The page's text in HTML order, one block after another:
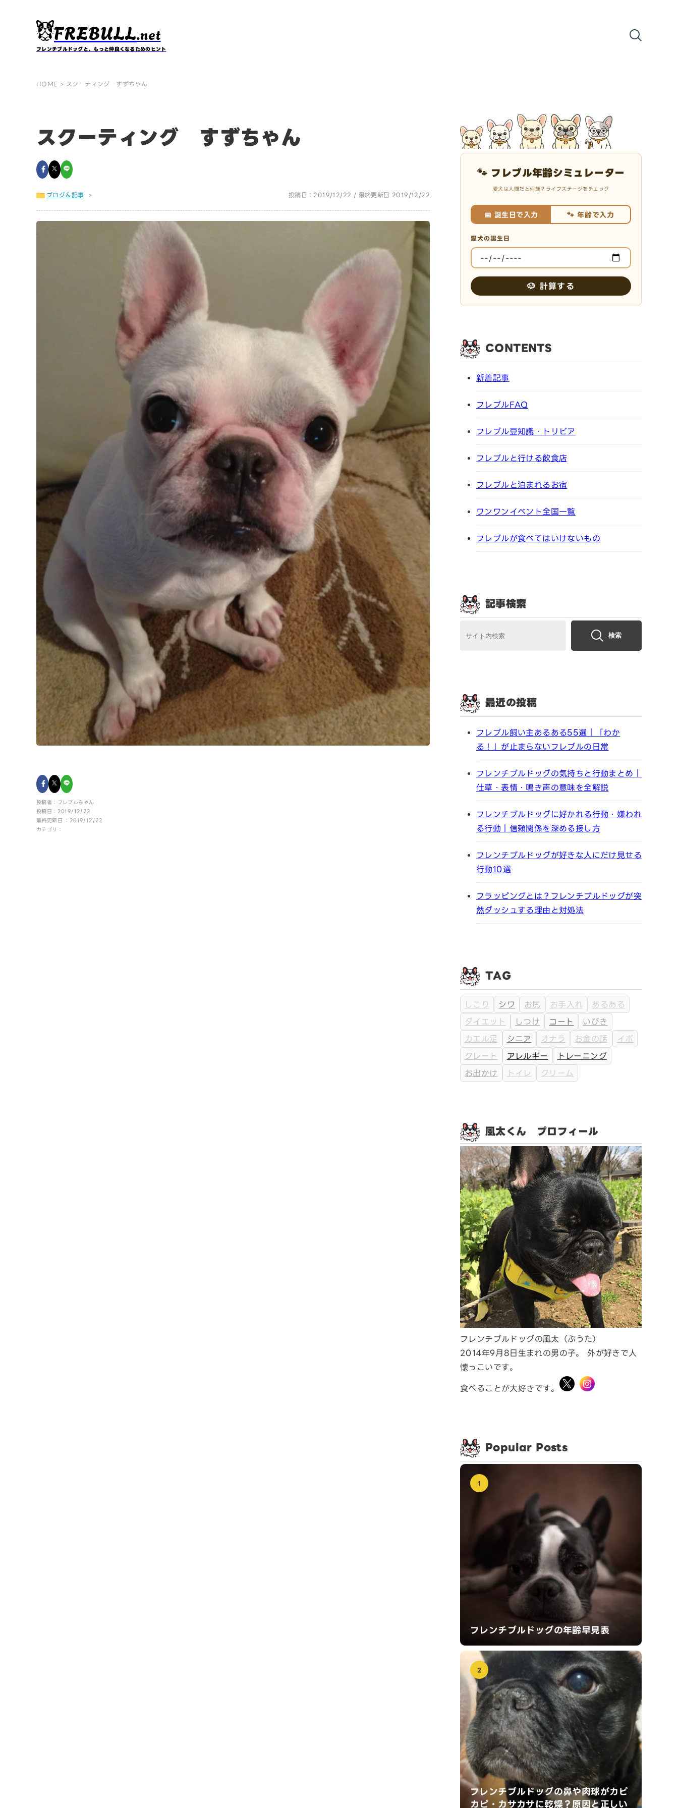
FREBULL.net
フレンチブルドッグと、もっと仲良くなるためのヒント
HOME > スクーティング すずちゃん
スクーティング すずちゃん
ブログ＆記事 > 投稿日：2019/12/22 / 最終更新日 2019/12/22
投稿者：フレブルちゃん
投稿日：2019/12/22
最終更新日 ：2019/12/22
カテゴリ：
🐾 フレブル年齢シミュレーター
愛犬は人間だと何歳？ライフステージをチェック
📅 誕生日で入力 🐾 年齢で入力
愛犬の誕生日
🐶 計算する
CONTENTS
新着記事
フレブルFAQ
フレブル豆知識・トリビア
フレブルと行ける飲食店
フレブルと泊まれるお宿
ワンワンイベント全国一覧
フレブルが食べてはいけないもの
記事検索
検索
最近の投稿
フレブル飼い主あるある55選｜「わか
る！」が止まらないフレブルの日常
フレンチブルドッグの気持ちと行動まとめ｜
仕草・表情・鳴き声の意味を全解説
フレンチブルドッグに好かれる行動・嫌われ
る行動｜信頼関係を深める接し方
フレンチブルドッグが好きな人にだけ見せる
行動10選
フラッピングとは？フレンチブルドッグが突
然ダッシュする理由と対処法
TAG
しこり シワ お尻 お手入れ
あるある
ダイエット
しつけ コート
いびき
カエル足
シニア オナラ お金の話
イボ
クレート
アレルギー
トレーニング
お出かけ
トイレ クリーム
風太くん プロフィール
フレンチブルドッグの風太（ぷうた）
2014年9月8日生まれの男の子。 外が好きで人
懐っこいです。
食べることが大好きです。
Popular Posts
1
フレンチブルドッグの年齢早見表
2
フレンチブルドッグの鼻や肉球がカピ
カピ・カサカサに乾燥？原因と正しい